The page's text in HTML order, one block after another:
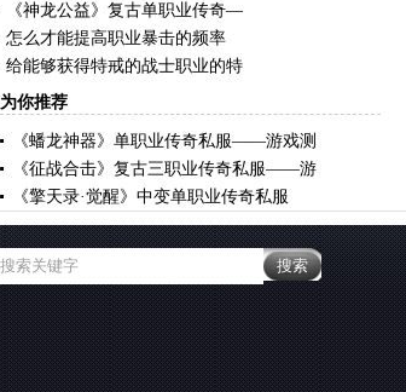
《神龙公益》复古单职业传奇—
怎么才能提高职业暴击的频率
给能够获得特戒的战士职业的特
为你推荐
《蟠龙神器》单职业传奇私服——游戏测
《征战合击》复古三职业传奇私服——游
《擎天录·觉醒》中变单职业传奇私服